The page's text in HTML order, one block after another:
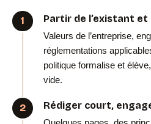
Partir de l’existant
Valeurs de l’entreprise,
réglementations
politique formalise et
vide.
Rédiger court,